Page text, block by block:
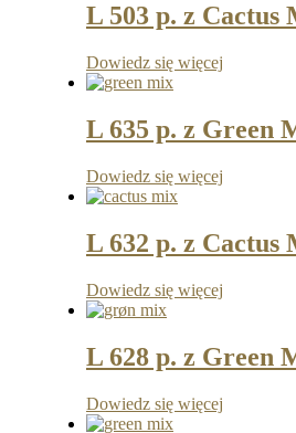
L 503 p. z Cactus
Dowiedz się więcej
L 635 p. z Green
Dowiedz się więcej
L 632 p. z Cactus
Dowiedz się więcej
L 628 p. z Green
Dowiedz się więcej